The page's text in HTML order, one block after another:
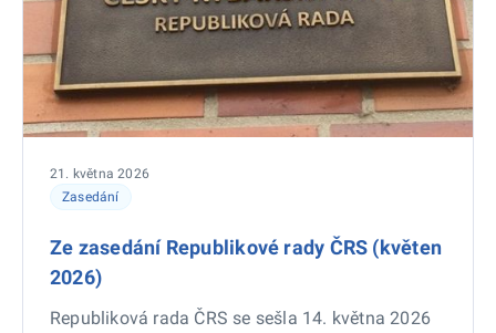
Zasedání
21. května 2026
Ze zasedání Republikové rady ČRS (květen
2026)
Republiková rada ČRS se sešla 14. května 2026